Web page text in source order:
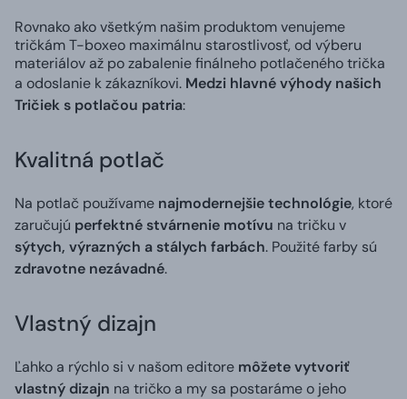
Rovnako ako všetkým našim produktom venujeme
tričkám T-boxeo maximálnu starostlivosť, od výberu
materiálov až po zabalenie finálneho potlačeného trička
a odoslanie k zákazníkovi. Medzi hlavné výhody našich
Tričiek s potlačou patria:
Kvalitná potlač
Na potlač používame najmodernejšie technológie, ktoré
zaručujú perfektné stvárnenie motívu na tričku v
sýtych, výrazných a stálych farbách. Použité farby sú
zdravotne nezávadné.
Vlastný dizajn
Ľahko a rýchlo si v našom editore môžete vytvoriť
vlastný dizajn na tričko a my sa postaráme o jeho